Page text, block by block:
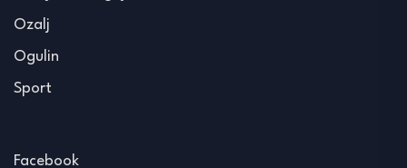
Ozalj
Ogulin
Sport
Facebook